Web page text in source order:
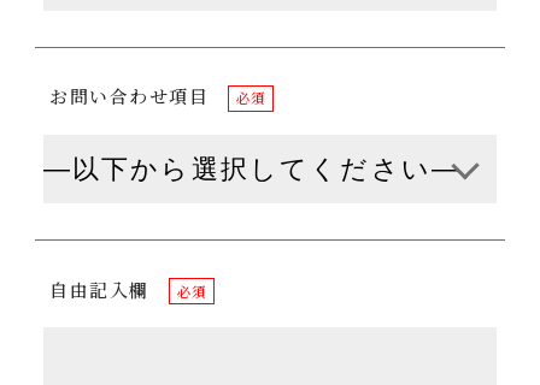
お問い合わせ項目 必須
自由記入欄 必須